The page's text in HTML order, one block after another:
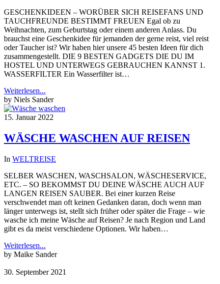
GESCHENKIDEEN – WORÜBER SICH REISEFANS UND
TAUCHFREUNDE BESTIMMT FREUEN Egal ob zu
Weihnachten, zum Geburtstag oder einem anderen Anlass. Du
brauchst eine Geschenkidee für jemanden der gerne reist, viel reist
oder Taucher ist? Wir haben hier unsere 45 besten Ideen für dich
zusammengestellt. DIE 9 BESTEN GADGETS DIE DU IM
HOSTEL UND UNTERWEGS GEBRAUCHEN KANNST 1.
WASSERFILTER Ein Wasserfilter ist…
Weiterlesen...
by Niels Sander
15. Januar 2022
WÄSCHE WASCHEN AUF REISEN
In WELTREISE
SELBER WASCHEN, WASCHSALON, WÄSCHESERVICE,
ETC. – SO BEKOMMST DU DEINE WÄSCHE AUCH AUF
LANGEN REISEN SAUBER. Bei einer kurzen Reise
verschwendet man oft keinen Gedanken daran, doch wenn man
länger unterwegs ist, stellt sich früher oder später die Frage – wie
wasche ich meine Wäsche auf Reisen? Je nach Region und Land
gibt es da meist verschiedene Optionen. Wir haben…
Weiterlesen...
by Maike Sander
30. September 2021